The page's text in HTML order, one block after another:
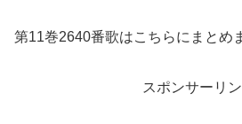
第11巻2640番歌はこちらにまとめ
スポンサーリ